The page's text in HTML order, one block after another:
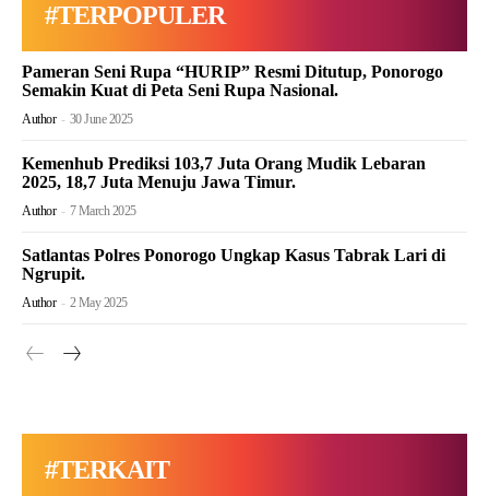
#TERPOPULER
Pameran Seni Rupa “HURIP” Resmi Ditutup, Ponorogo
Semakin Kuat di Peta Seni Rupa Nasional.
Author - 30 June 2025
Kemenhub Prediksi 103,7 Juta Orang Mudik Lebaran
2025, 18,7 Juta Menuju Jawa Timur.
Author - 7 March 2025
Satlantas Polres Ponorogo Ungkap Kasus Tabrak Lari di
Ngrupit.
Author - 2 May 2025
#TERKAIT